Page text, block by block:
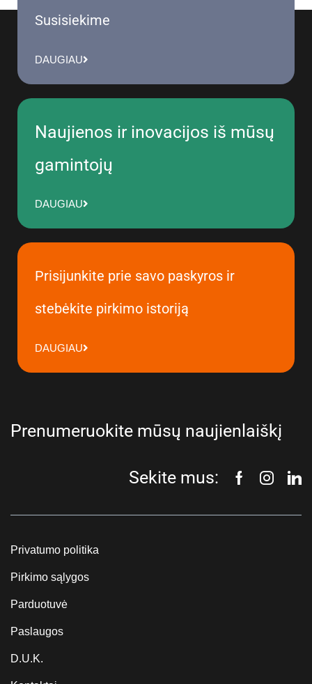
Susisiekime
DAUGIAU
Naujienos ir inovacijos iš mūsų
gamintojų
DAUGIAU
Prisijunkite prie savo paskyros ir
stebėkite pirkimo istoriją
DAUGIAU
Prenumeruokite mūsų naujienlaiškį
Sekite mus:
Privatumo politika
Pirkimo sąlygos
Parduotuvė
Paslaugos
D.U.K.